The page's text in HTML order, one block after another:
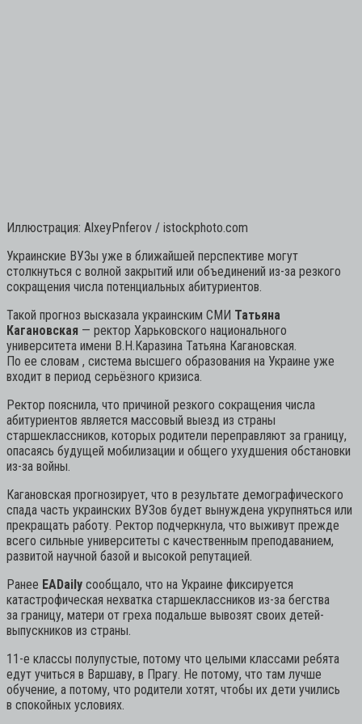
Иллюстрация: AlxeyPnferov / istockphoto.com
Украинские ВУЗы уже в ближайшей перспективе могут
столкнуться с волной закрытий или объединений из-за резкого
сокращения числа потенциальных абитуриентов.
Такой прогноз высказала украинским СМИ Татьяна
Кагановская — ректор Харьковского национального
университета имени В.Н.Каразина Татьяна Кагановская.
По ее словам , система высшего образования на Украине уже
входит в период серьёзного кризиса.
Ректор пояснила, что причиной резкого сокращения числа
абитуриентов является массовый выезд из страны
старшеклассников, которых родители переправляют за границу,
опасаясь будущей мобилизации и общего ухудшения обстановки
из-за войны.
Кагановская прогнозирует, что в результате демографического
спада часть украинских ВУЗов будет вынуждена укрупняться или
прекращать работу. Ректор подчеркнула, что выживут прежде
всего сильные университеты с качественным преподаванием,
развитой научной базой и высокой репутацией.
Ранее EADaily сообщало, что на Украине фиксируется
катастрофическая нехватка старшеклассников из-за бегства
за границу, матери от греха подальше вывозят своих детей-
выпускников из страны.
11-е классы полупустые, потому что целыми классами ребята
едут учиться в Варшаву, в Прагу. Не потому, что там лучше
обучение, а потому, что родители хотят, чтобы их дети учились
в спокойных условиях.